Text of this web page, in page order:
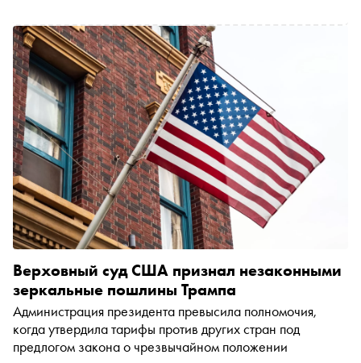
Верховный суд США признал незаконными
зеркальные пошлины Трампа
Администрация президента превысила полномочия,
когда утвердила тарифы против других стран под
предлогом закона о чрезвычайном положении